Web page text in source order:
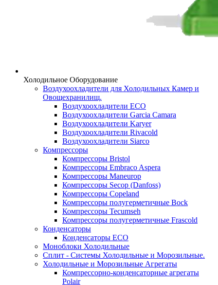
Холодильное Оборудование
Воздухоохладители для Холодильных Камер и
Овощехранилищ.
Воздухоохладители ECO
Воздухоохладители Garcia Camara
Воздухоохладители Karyer
Воздухоохладители Rivacold
Воздухоохладители Siarco
Компрессоры
Компрессоры Bristol
Компрессоры Embraco Aspera
Компрессоры Maneurop
Компрессоры Secop (Danfoss)
Компрессоры Copeland
Компрессоры полугерметичные Bock
Компрессоры Tecumseh
Компрессоры полугерметичные Frascold
Конденсаторы
Конденсаторы ECO
Моноблоки Холодильные
Сплит - Системы Холодильные и Морозильные.
Холодильные и Морозильные Агрегаты
Компрессорно-конденсаторные агрегаты
Polair